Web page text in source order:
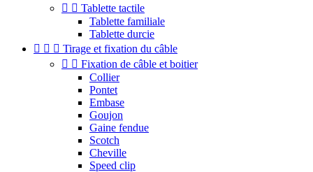
  Tablette tactile
Tablette familiale
Tablette durcie
   Tirage et fixation du câble
  Fixation de câble et boitier
Collier
Pontet
Embase
Goujon
Gaine fendue
Scotch
Cheville
Speed clip